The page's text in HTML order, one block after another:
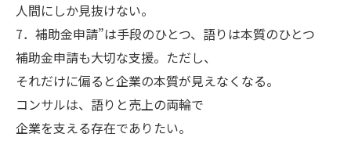
人間にしか見抜けない。
7．補助金申請”は手段のひとつ、語りは本質のひとつ
補助金申請も大切な支援。ただし、
それだけに偏ると企業の本質が見えなくなる。
コンサルは、語りと売上の両輪で
企業を支える存在でありたい。